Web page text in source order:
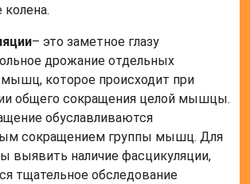
колена.
– это заметное глазу
дрожание отдельных
мышц, которое происходит при
общего сокращения целой мышцы.
обуславливаются
сокращением группы мышц. Для
выявить наличие фасцикуляции,
тщательное обследование